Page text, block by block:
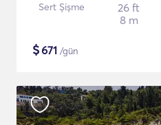
Sert Şişme
26 ft
8 m
$671 /gün